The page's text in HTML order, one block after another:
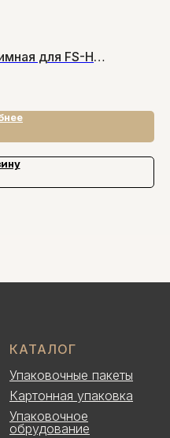
для FS-H
КАТАЛОГ
Упаковочные пакеты
Картонная упаковка
Упаковочное
обрудование